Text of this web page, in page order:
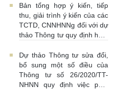
15:00:00
Bản tổng hợp ý kiến, tiếp
thu, giải trình ý kiến của các
TCTD, CNNHNNg đối với dự
thảo Thông tư quy định hoạt
nhận tiền gửi, mua, bán có
kỳ hạn GTCG giữa các
TCTD, CNNHNNg
20/07/2026 | 09:32:00
Dự thảo Thông tư sửa đổi,
bổ sung một số điều của
Thông tư số 26/2020/TT-
NHNN quy định việc phát